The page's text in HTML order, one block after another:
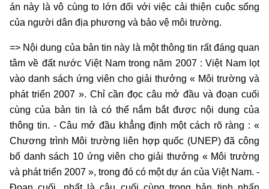
án này là vô cùng to lớn đối với việc cải thiện cuộc sống
của người dân địa phương và bảo vệ môi trường.
=> Nội dung của bản tin này là một thông tin rất đáng quan
tâm về đất nước Việt Nam trong năm 2007 : Việt Nam lọt
vào danh sách ứng viên cho giải thưởng « Môi trường và
phát triển 2007 ». Chỉ cần đọc câu mở đầu và đoạn cuối
cùng của bản tin là có thể nắm bắt được nội dung của
thông tin. - Câu mở đầu khẳng định một cách rõ ràng : «
Chương trình Môi trường liên hợp quốc (UNEP) đã công
bố danh sách 10 ứng viên cho giải thưởng « Môi trường
và phát triển 2007 », trong đó có một dự án của Việt Nam. -